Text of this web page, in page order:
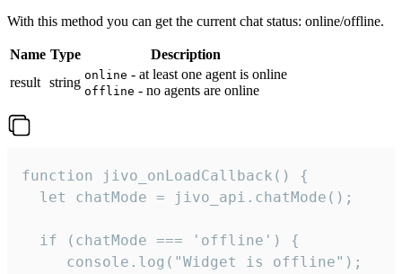
With this method you can get the current chat status: online/offline.
Name Type
Description
result string online - at least one agent is online
offline - no agents are online
function jivo_onLoadCallback() {
  let chatMode = jivo_api.chatMode();
  if (chatMode === 'offline') {
     console.log("Widget is offline");